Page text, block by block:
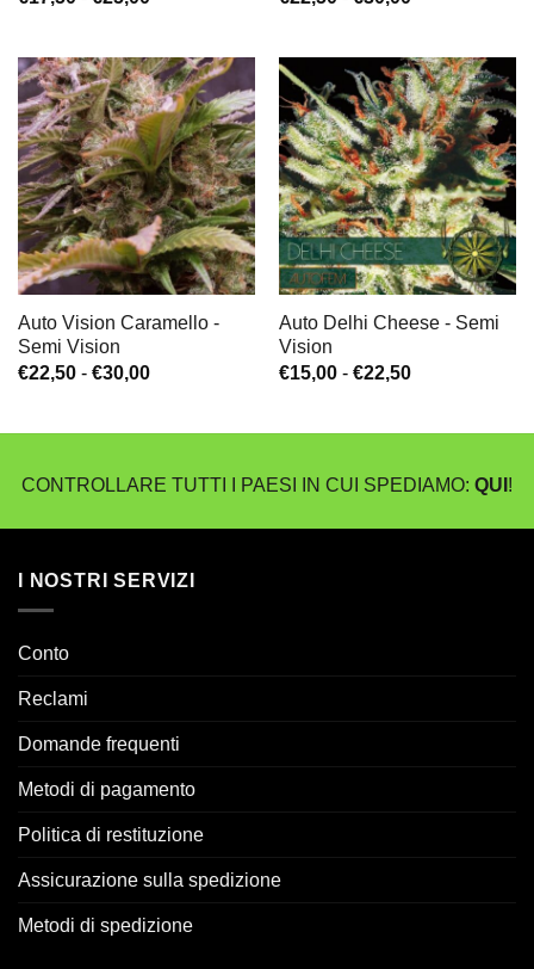
da
€17,50
a
€25,00
da
€22,50
a
€30,00
Auto Vision Caramello -
Semi Vision
€22,50 - €30,00Fascia
da
€30,00
Auto Delhi Cheese - Semi
Vision
€15,00 - €22,50Fascia
da
€22,50
CONTROLLARE TUTTI I PAESI IN CUI SPEDIAMO: QUI !
I NOSTRI SERVIZI
Conto
Reclami
Domande frequenti
Metodi di pagamento
Politica di restituzione
Assicurazione sulla spedizione
Metodi di spedizione